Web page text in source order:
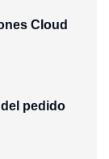
Cloud
pedido